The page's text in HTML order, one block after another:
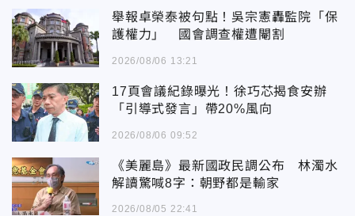
舉報卓榮泰被句點！吳宗憲轟監院「保
護權力」 國會調查權遭閹割
2026/08/06 13:21
17頁會議紀錄曝光！徐巧芯揭食安辦
「引導式發言」帶20%風向
2026/08/06 09:52
《美麗島》最新國政民調公布 林濁水
解讀驚喊8字：朝野都是輸家
2026/08/05 22:41